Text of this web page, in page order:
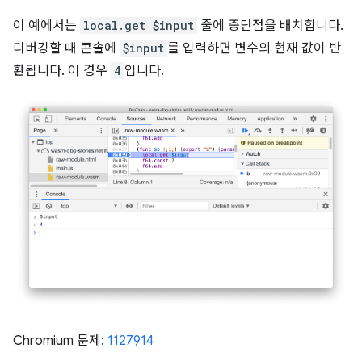
이 예에서는 local.get $input 줄에 중단점을 배치합니다.
디버깅할 때 콘솔에
$input 를 입력하면 변수의 현재 값이 반
환됩니다. 이 경우 4 입니다.
Chromium 문제: 1127914